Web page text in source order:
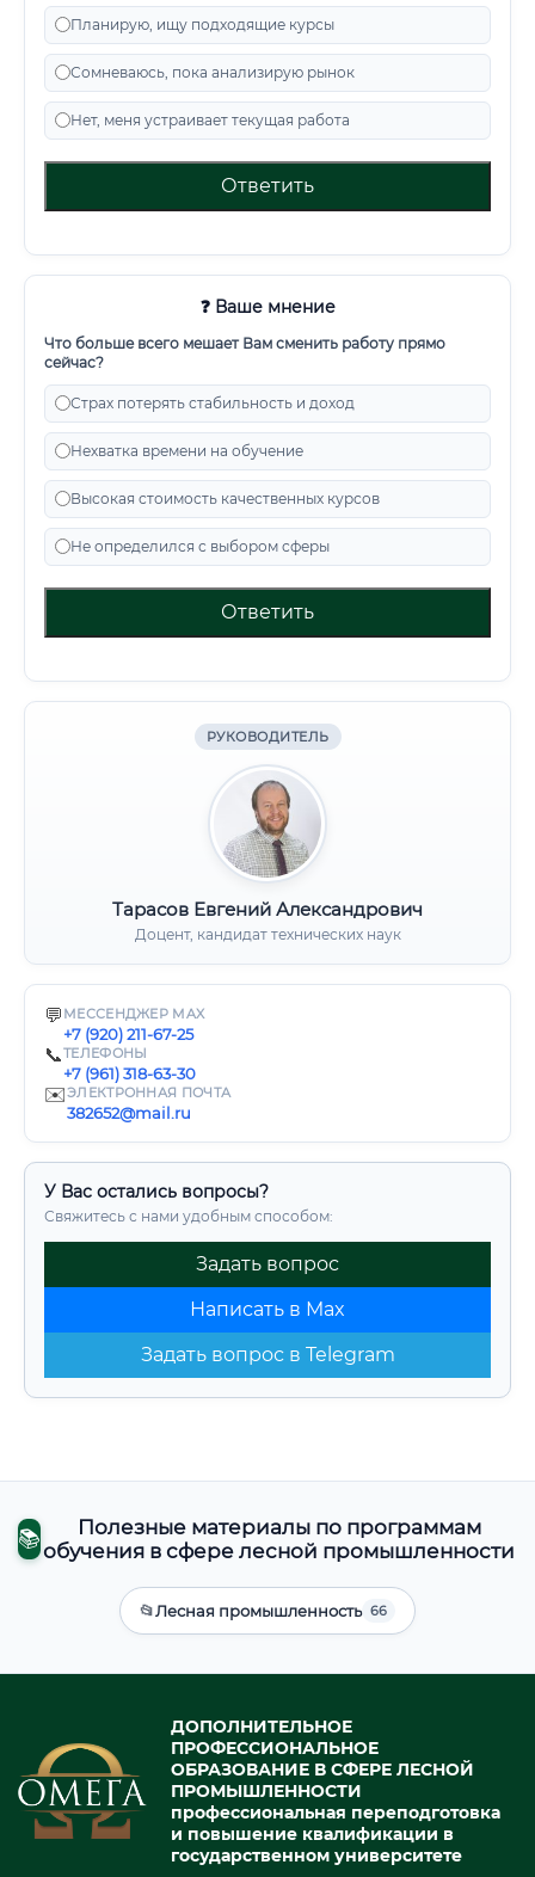
Планирую, ищу подходящие курсы
Сомневаюсь, пока анализирую рынок
Нет, меня устраивает текущая работа
Ответить
❓ Ваше мнение
Что больше всего мешает Вам сменить работу прямо
сейчас?
Страх потерять стабильность и доход
Нехватка времени на обучение
Высокая стоимость качественных курсов
Не определился с выбором сферы
Ответить
РУКОВОДИТЕЛЬ
Тарасов Евгений Александрович
Доцент, кандидат технических наук
💬 МЕССЕНДЖЕР MAX
+7 (920) 211-67-25
📞ТЕЛЕФОНЫ
+7 (961) 318-63-30
✉️ЭЛЕКТРОННАЯ ПОЧТА
382652@mail.ru
У Вас остались вопросы?
Свяжитесь с нами удобным способом:
Задать вопрос
Написать в Max
Задать вопрос в Telegram
📚
Полезные материалы по программам
обучения в сфере лесной промышленности
📂Лесная промышленность 66
ДОПОЛНИТЕЛЬНОЕ
ПРОФЕССИОНАЛЬНОЕ
ОБРАЗОВАНИЕ В СФЕРЕ ЛЕСНОЙ
ПРОМЫШЛЕННОСТИ
профессиональная переподготовка
и повышение квалификации в
государственном университете